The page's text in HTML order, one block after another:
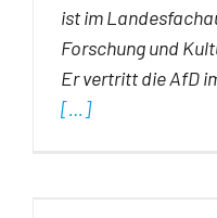
ist im
Forschung und
Er vertritt die AfD
[…]